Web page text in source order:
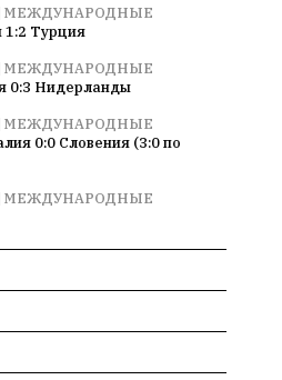
МЕЖДУНАРОДНЫЕ
1:2 Турция
МЕЖДУНАРОДНЫЕ
0:3 Нидерланды
МЕЖДУНАРОДНЫЕ
0:0 Словения (3:0 по
МЕЖДУНАРОДНЫЕ
МЕЖДУНАРОДНЫЕ
Турция